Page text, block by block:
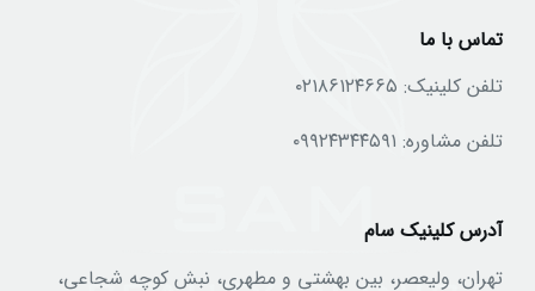
تماس با ما
تلفن کلینیک: ۰۲۱۸۶۱۲۴۶۶۵
تلفن مشاوره: ۰۹۹۲۴۳۴۴۵۹۱
آدرس کلینیک سام
تهران، ولیعصر، بین بهشتی و مطهری، نبش کوچه شجاعی،